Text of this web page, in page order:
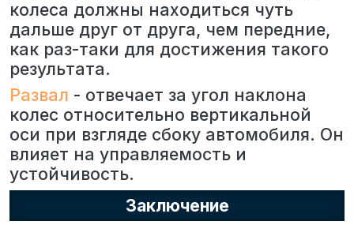
колеса должны находиться чуть
дальше друг от друга, чем передние,
как раз-таки для достижения такого
результата.
Развал - отвечает за угол наклона
колес относительно вертикальной
оси при взгляде сбоку автомобиля. Он
влияет на управляемость и
устойчивость.
Заключение